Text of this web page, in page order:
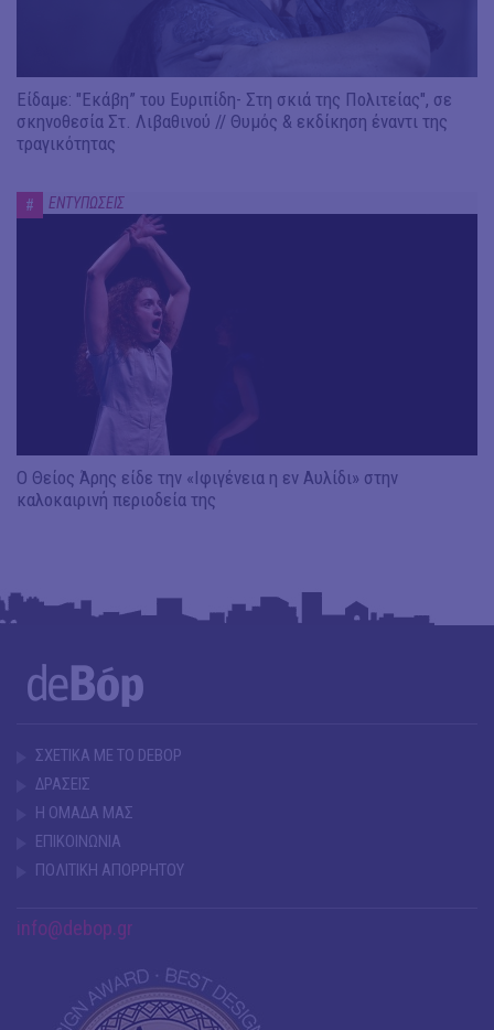
Είδαμε: "Εκάβη” του Ευριπίδη- Στη σκιά της Πολιτείας", σε
σκηνοθεσία Στ. Λιβαθινού // Θυμός & εκδίκηση έναντι της
τραγικότητας
# ΕΝΤΥΠΩΣΕΙΣ
Ο Θείος Άρης είδε την «Ιφιγένεια η εν Αυλίδι» στην
καλοκαιρινή περιοδεία της
ΣΧΕΤΙΚΑ ΜΕ ΤΟ DEBOP
ΔΡΑΣΕΙΣ
Η ΟΜΑΔΑ ΜΑΣ
ΕΠΙΚΟΙΝΩΝΙΑ
ΠΟΛΙΤΙΚΗ ΑΠΟΡΡΗΤΟΥ
info@debop.gr